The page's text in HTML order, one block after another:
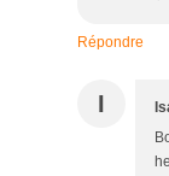
Répondre
I